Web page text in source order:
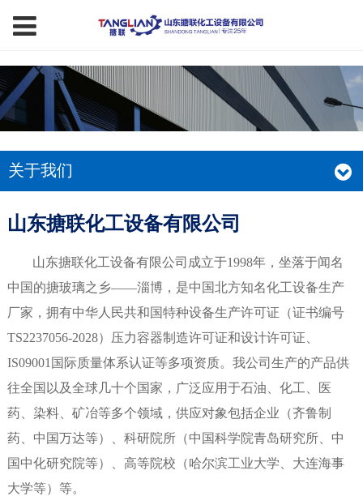
关于我们
山东搪联化工设备有限公司
山东搪联化工设备有限公司成立于1998年，坐落于闻名
中国的搪玻璃之乡——淄博，是中国北方知名化工设备生产
厂家，拥有中华人民共和国特种设备生产许可证（证书编号
TS2237056-2028）压力容器制造许可证和设计许可证、
IS09001国际质量体系认证等多项资质。我公司生产的产品供
往全国以及全球几十个国家，广泛应用于石油、化工、医
药、染料、矿冶等多个领域，供应对象包括企业（齐鲁制
药、中国万达等）、科研院所（中国科学院青岛研究所、中
国中化研究院等）、高等院校（哈尔滨工业大学、大连海事
大学等）等。